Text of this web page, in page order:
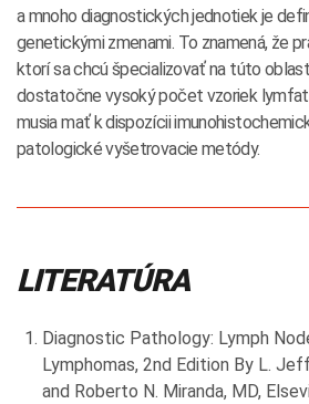
a mnoho diagnostických jednotiek je
genetickými zmenami. To znamená, že
ktorí sa chcú špecializovať na túto
dostatočne vysoký počet vzoriek
musia mať k dispozícii
patologické vyšetrovacie metódy.
LITERATÚRA
Diagnostic Pathology: Lymph
Lymphomas, 2nd Edition By L.
and Roberto N. Miranda, MD,